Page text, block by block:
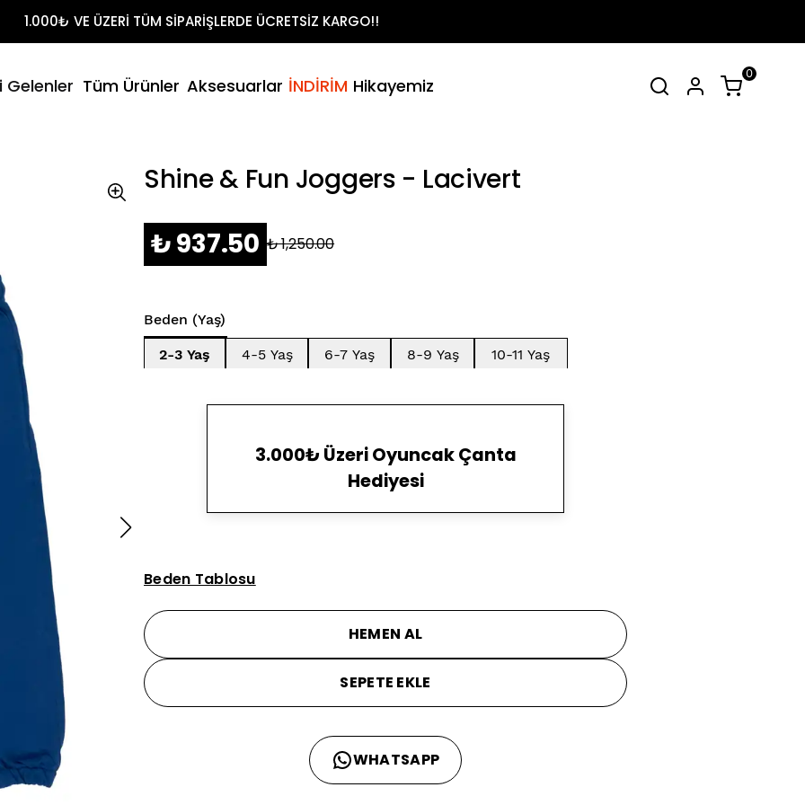
1.000₺ VE ÜZERİ TÜM SİPARİŞLERDE ÜCRETSİZ KARGO!!
Gelenler
Şort & T-Shirt Takımlar Tüm Yaz Koleksiyonu
Tüm Ürünler
Takımları
Aksesuarlar İNDİRİM Hikayemiz
Yaz
0
Shine & Fun Joggers - Lacivert
₺ 937.50 ₺ 1,250.00
Beden (Yaş)
2-3 Yaş 4-5 Yaş 6-7 Yaş 8-9 Yaş 10-11 Yaş
3.000₺ Üzeri Oyuncak Çanta
Hediyesi
Beden Tablosu
HEMEN AL
SEPETE EKLE
WHATSAPP